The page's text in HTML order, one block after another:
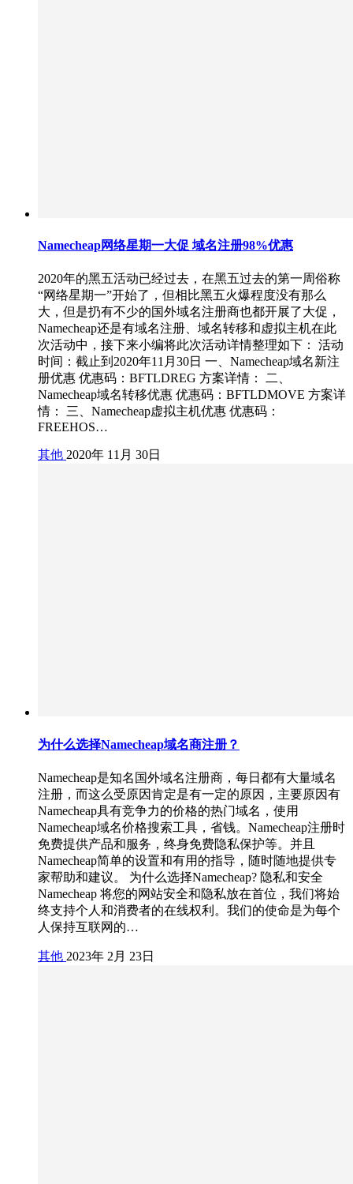
Namecheap网络星期一大促 域名注册98%优惠
2020年的黑五活动已经过去，在黑五过去的第一周俗称
“网络星期一”开始了，但相比黑五火爆程度没有那么
大，但是扔有不少的国外域名注册商也都开展了大促，
Namecheap还是有域名注册、域名转移和虚拟主机在此
次活动中，接下来小编将此次活动详情整理如下： 活动
时间：截止到2020年11月30日 一、Namecheap域名新注
册优惠 优惠码：BFTLDREG 方案详情： 二、
Namecheap域名转移优惠 优惠码：BFTLDMOVE 方案详
情： 三、Namecheap虚拟主机优惠 优惠码：
FREEHOS…
其他 2020年 11月 30日
为什么选择Namecheap域名商注册？
Namecheap是知名国外域名注册商，每日都有大量域名
注册，而这么受原因肯定是有一定的原因，主要原因有
Namecheap具有竞争力的价格的热门域名，使用
Namecheap域名价格搜索工具，省钱。Namecheap注册时
免费提供产品和服务，终身免费隐私保护等。并且
Namecheap简单的设置和有用的指导，随时随地提供专
家帮助和建议。 为什么选择Namecheap? 隐私和安全
Namecheap 将您的网站安全和隐私放在首位，我们将始
终支持个人和消费者的在线权利。我们的使命是为每个
人保持互联网的…
其他 2023年 2月 23日